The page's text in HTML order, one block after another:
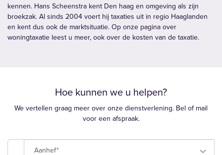
kennen. Hans Scheenstra kent Den haag en omgeving als zijn
broekzak. Al sinds 2004 voert hij taxaties uit in regio Haaglanden
en kent dus ook de marktsituatie. Op onze pagina over
woningtaxatie leest u meer, ook over de kosten van de taxatie.
Hoe kunnen we u helpen?
We vertellen graag meer over onze dienstverlening. Bel of mail
voor een afspraak.
Aanhef*